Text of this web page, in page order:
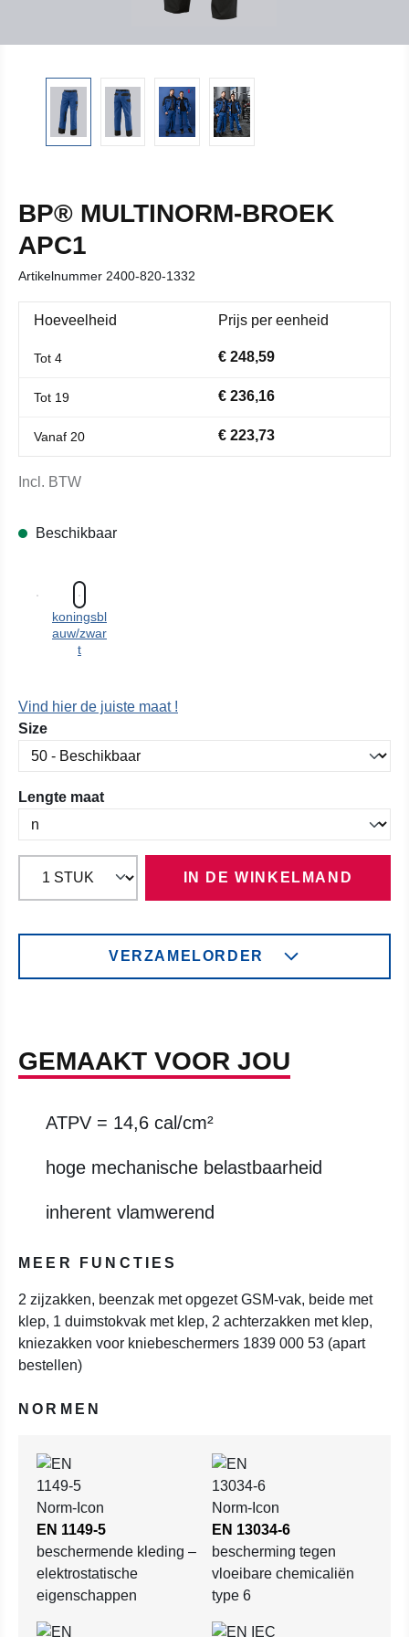
BP® MULTINORM-BROEK
APC1
Artikelnummer 2400-820-1332
Hoeveelheid Prijs per eenheid
Tot 4 € 248,59
Tot 19 € 236,16
Vanaf 20 € 223,73
Incl. BTW
Beschikbaar
koningsbl
auw/zwar
t
Vind hier de juiste maat !
Selecteer
Size
Selecteer
Lengte maat
IN DE WINKELMAND
VERZAMELORDER
GEMAAKT VOOR JOU
ATPV = 14,6 cal/cm²
hoge mechanische belastbaarheid
inherent vlamwerend
MEER FUNCTIES
2 zijzakken, beenzak met opgezet GSM-vak, beide met
klep, 1 duimstokvak met klep, 2 achterzakken met klep,
kniezakken voor kniebeschermers 1839 000 53 (apart
bestellen)
NORMEN
EN 1149-5
beschermende kleding –
elektrostatische
eigenschappen
EN 13034-6
bescherming tegen
vloeibare chemicaliën
type 6